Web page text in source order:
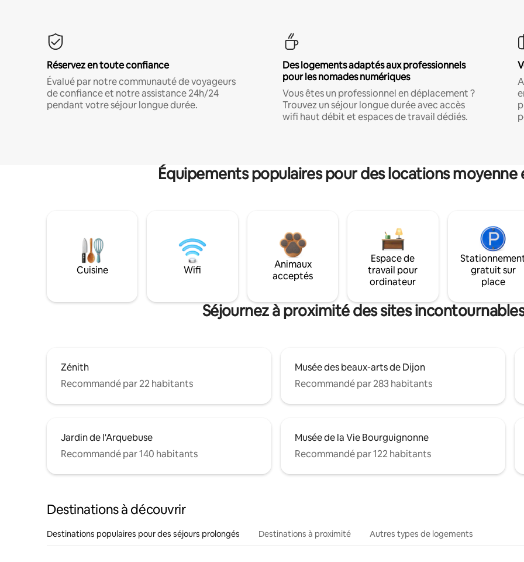
Réservez en toute confiance
Évalué par notre communauté de voyageurs
de confiance et notre assistance 24h/24
pendant votre séjour longue durée.
Des logements adaptés aux professionnels
pour les nomades numériques
Vous êtes un professionnel en déplacement ?
Trouvez un séjour longue durée avec accès
wifi haut débit et espaces de travail dédiés.
Équipements populaires pour des locations
Cuisine Wifi
Animaux
acceptés
Espace de
travail pour
ordinateur
gratuit sur
place
Séjournez à proximité des sites
Zénith
Recommandé par 22 habitants
Musée des beaux-arts de Dijon
Recommandé par 283 habitants
Jardin de l'Arquebuse
Recommandé par 140 habitants
Musée de la Vie Bourguignonne
Recommandé par 122 habitants
Destinations à découvrir
Destinations populaires pour des séjours prolongés Destinations à proximité Autres types de logements